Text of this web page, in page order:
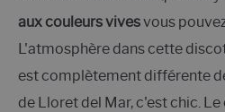
aux couleurs vivesvous
L'atmosphère dans cette
est complètement différente
de Lloret del Mar, c'est chic.